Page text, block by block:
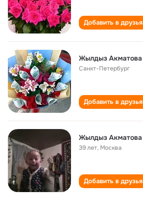
Добавить в друзья
Жылдыз Акматова
Санкт-Петербург
Добавить в друзья
Жылдыз Акматова
39 лет, Москва
Добавить в друзья